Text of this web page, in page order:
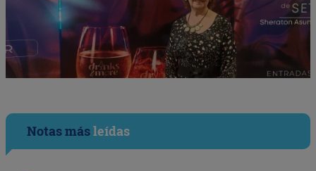
Notas másleídas